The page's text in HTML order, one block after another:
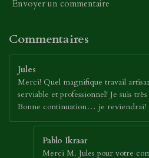
Envoyer un commentaire
Commentaires
Jules
Merci! Quel magnifique travail
serviable et professionnel! Je suis
Bonne continuation… je reviendrai!
Pablo Ikraar
Merci M. Jules pour votre